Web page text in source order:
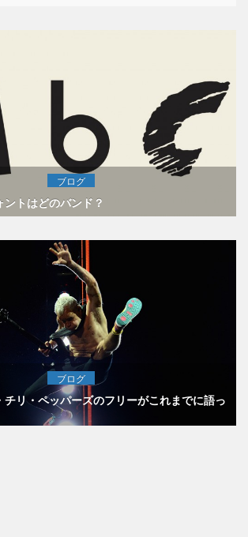
ブログ
トはどのバンド？
ブログ
チリ・ペッパーズのフリーがこれまでに語っ